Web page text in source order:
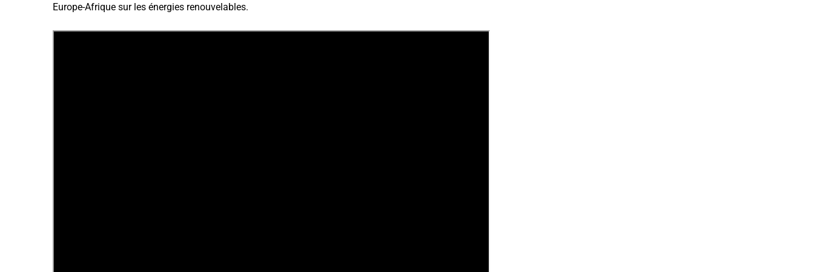
Europe-Afrique sur les énergies renouvelables.